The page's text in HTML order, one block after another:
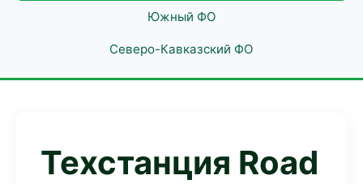
Южный ФО
Северо-Кавказский ФО
Техстанция Road